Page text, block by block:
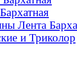
Лента
и Триколор